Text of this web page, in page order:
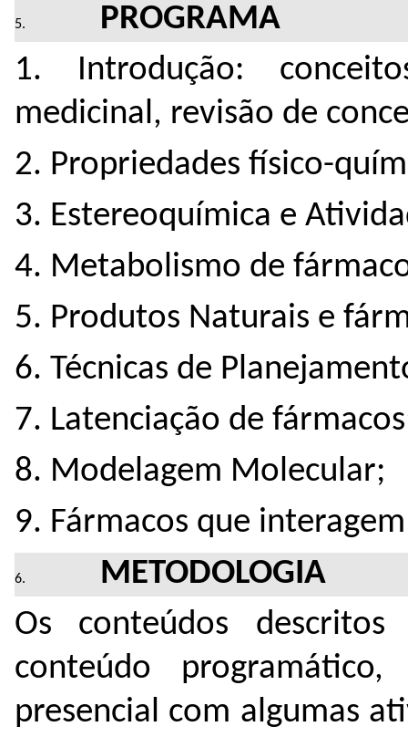
PROGRAMA
1. Introdução:
medicinal, revisão de
2. Propriedades físico-
3. Estereoquímica e
4. Metabolismo de
5. Produtos Naturais e
6. Técnicas de
7. Latenciação de
8. Modelagem Molecular;
9. Fármacos que
METODOLOGIA
Os conteúdos
conteúdo
presencial com algumas